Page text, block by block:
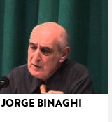
JORGE BINAGHI